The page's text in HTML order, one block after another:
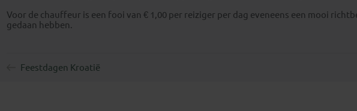
Voor de chauffeur is een fooi van € 1,00 per reiziger per dag eveneens een mooi
gedaan hebben.
Feestdagen Kroatië